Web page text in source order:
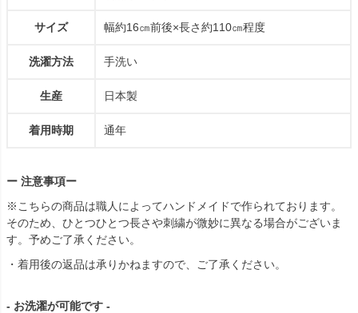
サイズ 幅約16㎝前後×長さ約110㎝程度
洗濯方法 手洗い
生産 日本製
着用時期 通年
ー 注意事項ー
※こちらの商品は職人によってハンドメイドで作られております。
そのため、ひとつひとつ長さや刺繍が微妙に異なる場合がございま
す。予めご了承ください。
・着用後の返品は承りかねますので、ご了承ください。
- お洗濯が可能です -